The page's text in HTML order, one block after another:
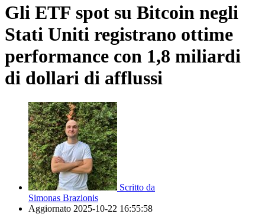
Gli ETF spot su Bitcoin negli
Stati Uniti registrano ottime
performance con 1,8 miliardi
di dollari di afflussi
Scritto da
Simonas Brazionis
Aggiornato 2025-10-22 16:55:58